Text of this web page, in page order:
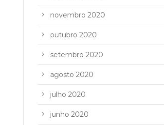
novembro 2020
outubro 2020
setembro 2020
agosto 2020
julho 2020
junho 2020